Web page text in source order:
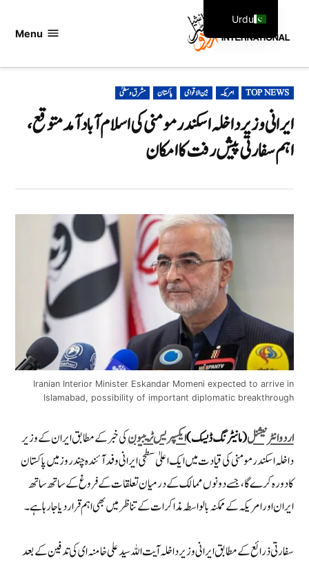
Menu
POSTED
IN
TOP NEWS امریکہ بین الاقوامی پاکستان مشرق وسطیٰ
ایرانی وزیر داخلہ اسکندر مومنی کی اسلام آباد آمد متوقع،
اہم سفارتی پیش رفت کا امکان
Iranian Interior Minister Eskandar Momeni expected to arrive in
Islamabad, possibility of important diplomatic breakthrough
اردو انٹرنیشنل(مانیٹرنگ ڈیسک)ایکسپریس ٹریبیونکی خبر کے مطابق ایران کے وزیر
داخلہ اسکندر مومنی کی قیادت میں ایک اعلیٰ سطحی ایرانی وفد آئندہ چند روز میں پاکستان
کا دورہ کرے گا، جسے دونوں ممالک کے درمیان تعلقات کے فروغ کے ساتھ ساتھ
ایران اور امریکہ کے ممکنہ بالواسطہ مذاکرات کے تناظر میں بھی اہم قرار دیا جا رہا ہے۔
سفارتی ذرائع کے مطابق ایرانی وزیر داخلہ آیت اللہ سید علی خامنہ ای کی تدفین کے بعد
Urdu
English